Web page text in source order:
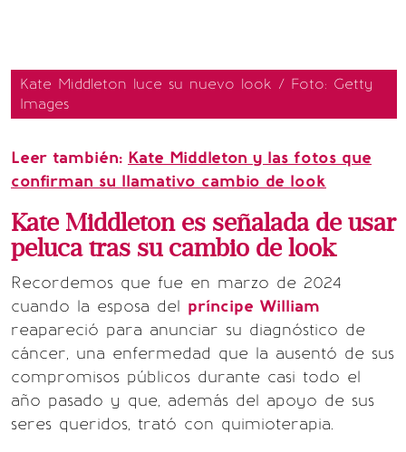
Kate Middleton luce su nuevo look / Foto: Getty
Images
Leer también: Kate Middleton y las fotos que
confirman su llamativo cambio de look
Kate Middleton es señalada de usar
peluca tras su cambio de look
Recordemos que fue en marzo de 2024
cuando la esposa del príncipe William
reapareció para anunciar su diagnóstico de
cáncer, una enfermedad que la ausentó de sus
compromisos públicos durante casi todo el
año pasado y que, además del apoyo de sus
seres queridos, trató con quimioterapia.